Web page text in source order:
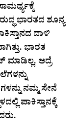
ಭಾರತದ ಶೂನ್ಯ
ದಾಳಿ
ಭಾರತ
ಮಾಡಿಲ್ಲ. ಆದ್ರೆ
ನಮ್ಮ ಸೇನೆ
ಪಾಕಿಸ್ತಾನಕ್ಕೆ